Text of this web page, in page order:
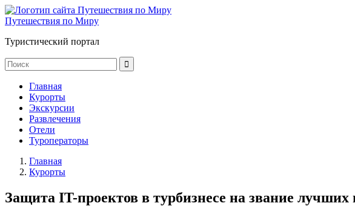
Путешествия по Миру
Туристический портал
Главная
Курорты
Экскурсии
Развлечения
Отели
Туроператоры
Главная
Курорты
Защита IT-проектов в турбизнесе на звание лучших